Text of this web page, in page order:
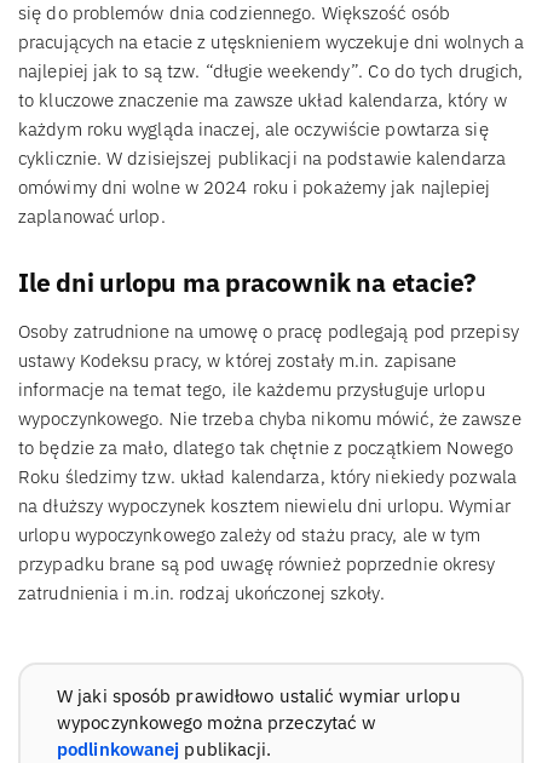
się do problemów dnia codziennego. Większość osób
pracujących na etacie z utęsknieniem wyczekuje dni wolnych a
najlepiej jak to są tzw. “długie weekendy”. Co do tych drugich,
to kluczowe znaczenie ma zawsze układ kalendarza, który w
każdym roku wygląda inaczej, ale oczywiście powtarza się
cyklicznie. W dzisiejszej publikacji na podstawie kalendarza
omówimy dni wolne w 2024 roku i pokażemy jak najlepiej
zaplanować urlop.
Ile dni urlopu ma pracownik na etacie?
Osoby zatrudnione na umowę o pracę podlegają pod przepisy
ustawy Kodeksu pracy, w której zostały m.in. zapisane
informacje na temat tego, ile każdemu przysługuje urlopu
wypoczynkowego. Nie trzeba chyba nikomu mówić, że zawsze
to będzie za mało, dlatego tak chętnie z początkiem Nowego
Roku śledzimy tzw. układ kalendarza, który niekiedy pozwala
na dłuższy wypoczynek kosztem niewielu dni urlopu. Wymiar
urlopu wypoczynkowego zależy od stażu pracy, ale w tym
przypadku brane są pod uwagę również poprzednie okresy
zatrudnienia i m.in. rodzaj ukończonej szkoły.
W jaki sposób prawidłowo ustalić wymiar urlopu
wypoczynkowego można przeczytać w
podlinkowanej publikacji.